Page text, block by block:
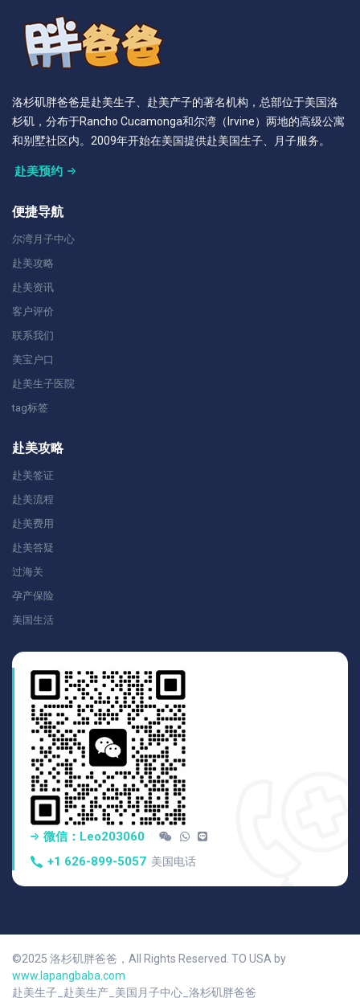
洛杉矶胖爸爸是赴美生子、赴美产子的著名机构，总部位于美国洛
杉矶，分布于Rancho Cucamonga和尔湾（Irvine）两地的高级公寓
和别墅社区内。2009年开始在美国提供赴美国生子、月子服务。
赴美预约
便捷导航
尔湾月子中心
赴美攻略
赴美资讯
客户评价
联系我们
美宝户口
赴美生子医院
tag标签
赴美攻略
赴美签证
赴美流程
赴美费用
赴美答疑
过海关
孕产保险
美国生活
微信：Leo203060
+1 626-899-5057 美国电话
©2025 洛杉矶胖爸爸，All Rights Reserved. TO USA by
www.lapangbaba.com
赴美生子_赴美生产_美国月子中心_洛杉矶胖爸爸